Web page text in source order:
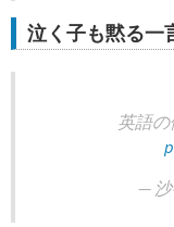
泣く子も黙る一
英語
— 沙